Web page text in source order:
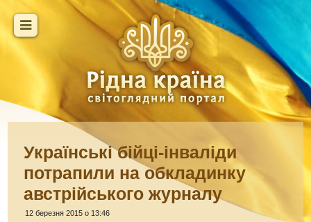
Українські бійці-інваліди
потрапили на обкладинку
австрійського журналу
12 березня 2015 о 13:46